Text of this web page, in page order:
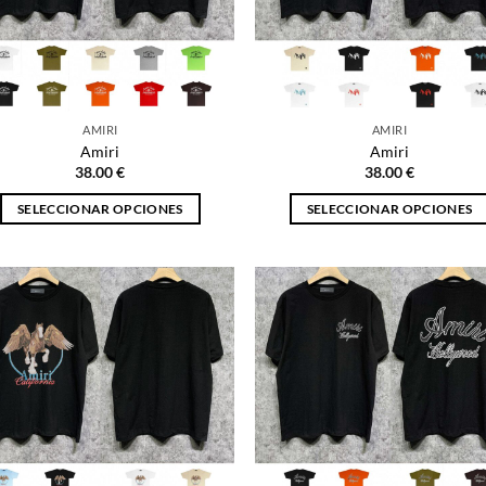
AMIRI
Amiri
38.00€
SELECCIONAR OPCIONES
tiene
múltiples
variantes.
Las
opciones
se
pueden
elegir
AMIRI
Amiri
38.00€
SELECCIONAR OPCIONES
tiene
múltiples
variantes.
Las
opciones
se
pueden
elegir